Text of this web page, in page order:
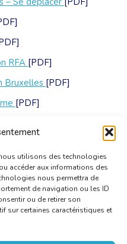
utilisons des technologies
accéder aux informations des
nous permettra de
de navigation ou les ID
ou de retirer son
sur certaines caractéristiques et
RFA [PDF]
Bruxelles [PDF]
[PDF]